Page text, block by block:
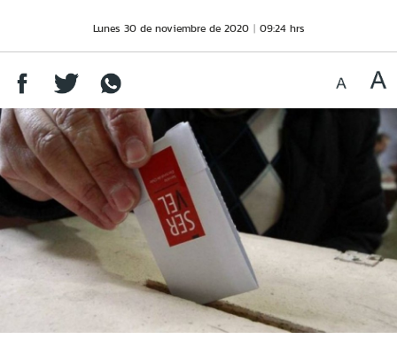
Lunes 30 de noviembre de 2020 09:24 hrs